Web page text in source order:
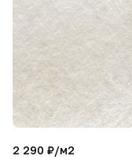
2 290 ₽/м2